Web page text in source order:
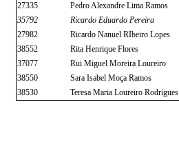
27335
Pedro Alexandre Lima Ramos
35792
Ricardo Eduardo Pereira
27982
Ricardo Nanuel RIbeiro Lopes
38552
Rita Henrique Flores
37077
Rui Miguel Moreira Loureiro
38550
Sara Isabel Moça Ramos
38530
Teresa Maria Loureiro Rodrigues